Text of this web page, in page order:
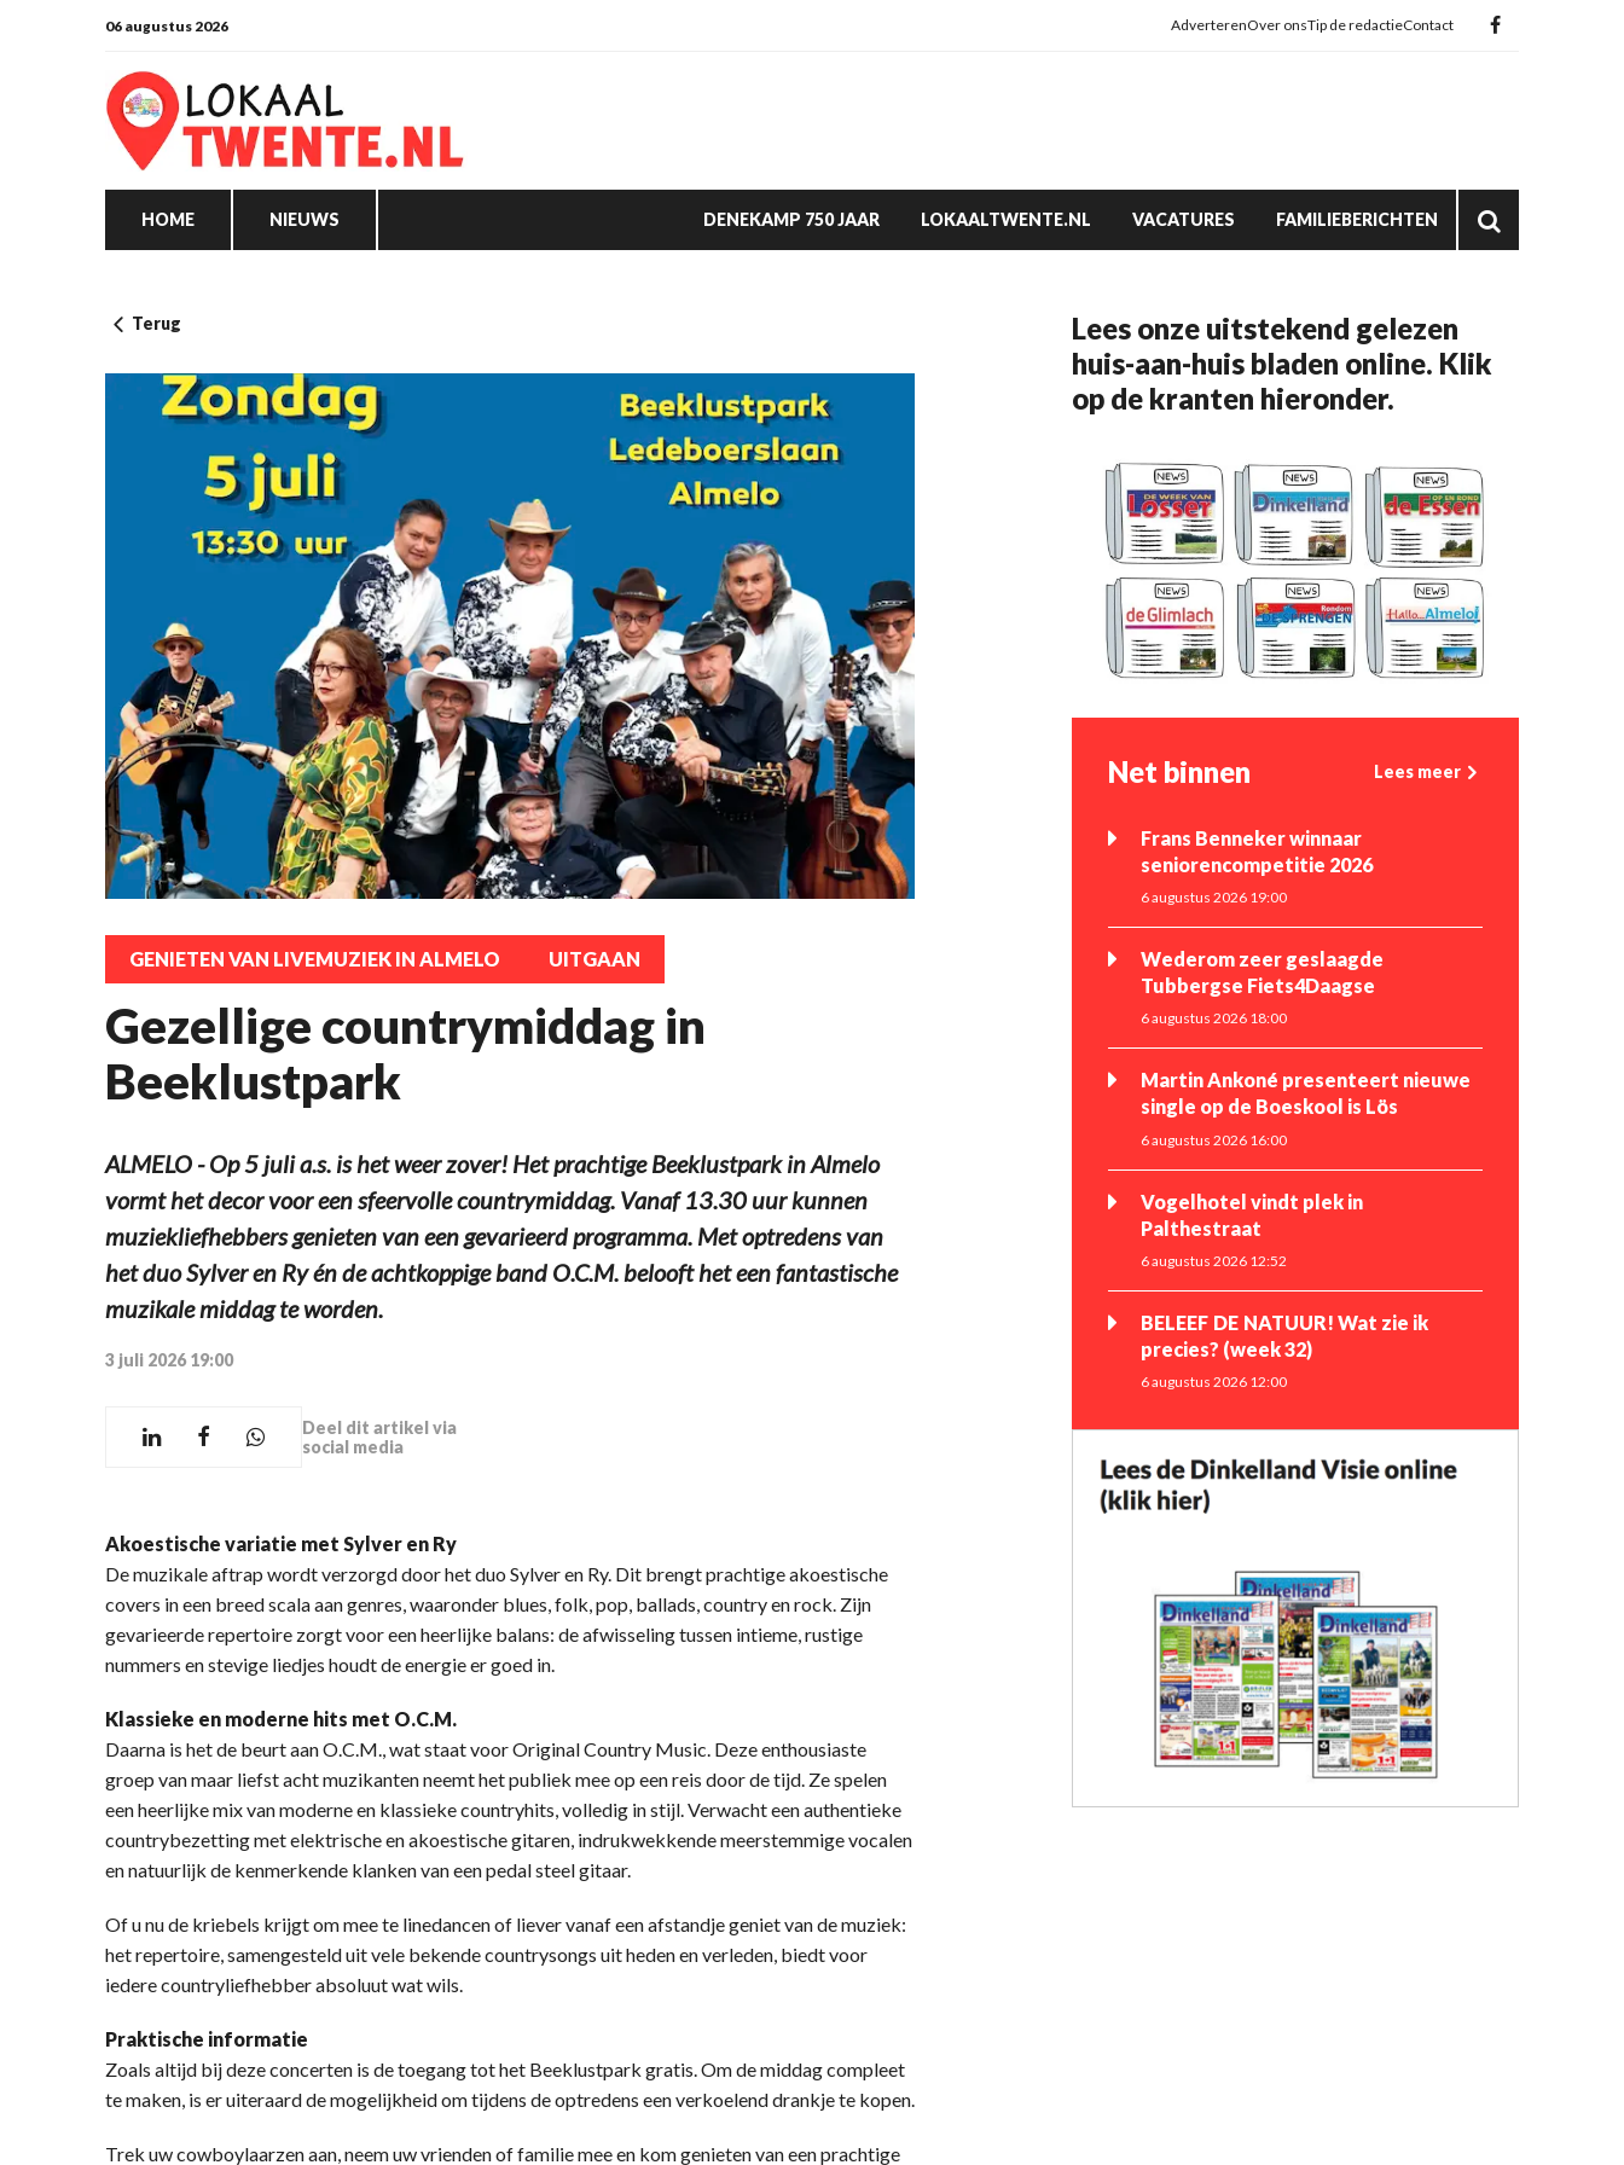
06 augustus 2026 AdverterenOver onsTip de redactieContact
HOME NIEUWS DENEKAMP 750 JAAR LOKAALTWENTE.NL VACATURES FAMILIEBERICHTEN
Terug
GENIETEN VAN LIVEMUZIEK IN ALMELO UITGAAN
Gezellige countrymiddag in
Beeklustpark
ALMELO - Op 5 juli a.s. is het weer zover! Het prachtige Beeklustpark in Almelo
vormt het decor voor een sfeervolle countrymiddag. Vanaf 13.30 uur kunnen
muziekliefhebbers genieten van een gevarieerd programma. Met optredens van
het duo Sylver en Ry én de achtkoppige band O.C.M. belooft het een fantastische
muzikale middag te worden.
3 juli 2026 19:00
Deel dit artikel via
social media
Akoestische variatie met Sylver en Ry
De muzikale aftrap wordt verzorgd door het duo Sylver en Ry. Dit brengt prachtige akoestische
covers in een breed scala aan genres, waaronder blues, folk, pop, ballads, country en rock. Zijn
gevarieerde repertoire zorgt voor een heerlijke balans: de afwisseling tussen intieme, rustige
nummers en stevige liedjes houdt de energie er goed in.
Klassieke en moderne hits met O.C.M.
Daarna is het de beurt aan O.C.M., wat staat voor Original Country Music. Deze enthousiaste
groep van maar liefst acht muzikanten neemt het publiek mee op een reis door de tijd. Ze spelen
een heerlijke mix van moderne en klassieke countryhits, volledig in stijl. Verwacht een authentieke
countrybezetting met elektrische en akoestische gitaren, indrukwekkende meerstemmige vocalen
en natuurlijk de kenmerkende klanken van een pedal steel gitaar.
Of u nu de kriebels krijgt om mee te linedancen of liever vanaf een afstandje geniet van de muziek:
het repertoire, samengesteld uit vele bekende countrysongs uit heden en verleden, biedt voor
iedere countryliefhebber absoluut wat wils.
Praktische informatie
Zoals altijd bij deze concerten is de toegang tot het Beeklustpark gratis. Om de middag compleet
te maken, is er uiteraard de mogelijkheid om tijdens de optredens een verkoelend drankje te kopen.
Trek uw cowboylaarzen aan, neem uw vrienden of familie mee en kom genieten van een prachtige
Lees onze uitstekend gelezen
huis-aan-huis bladen online. Klik
op de kranten hieronder.
Net binnen Lees meer
Frans Benneker winnaar
seniorencompetitie 2026
6 augustus 2026 19:00
Wederom zeer geslaagde
Tubbergse Fiets4Daagse
6 augustus 2026 18:00
Martin Ankoné presenteert nieuwe
single op de Boeskool is Lös
6 augustus 2026 16:00
Vogelhotel vindt plek in
Palthestraat
6 augustus 2026 12:52
BELEEF DE NATUUR! Wat zie ik
precies? (week 32)
6 augustus 2026 12:00